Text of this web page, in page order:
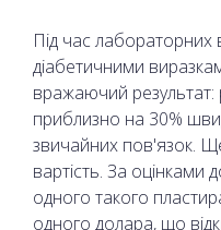
Під час
діабетичними
вражаючий
приблизно на 30%
звичайних пов'язок.
вартість. За оцінками
одного такого
одного долара, що